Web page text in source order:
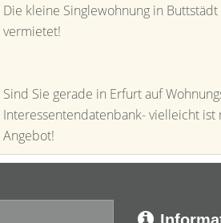
Die kleine Singlewohnung in
vermietet!
Sind Sie gerade in Erfurt auf
Interessentendatenbank- vielleicht
Angebot!